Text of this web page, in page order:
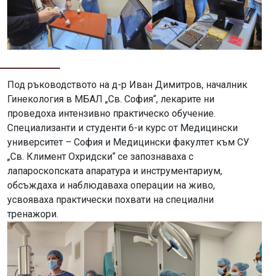
Под ръководството на д-р Иван Димитров, началник
Гинекология в МБАЛ „Св. София“, лекарите ни
проведоха интензивно практическо обучение.
Специализанти и студенти 6-и курс от Медицински
университет – София и Медицински факултет към СУ
„Св. Климент Охридски“ се запознаваха с
лапароскопската апаратура и инструментариум,
обсъждаха и наблюдаваха операции на живо,
усвояваха практически похвати на специални
тренажори.